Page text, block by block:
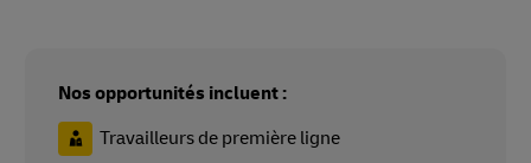
Nos opportunités incluent :
Travailleurs de première ligne